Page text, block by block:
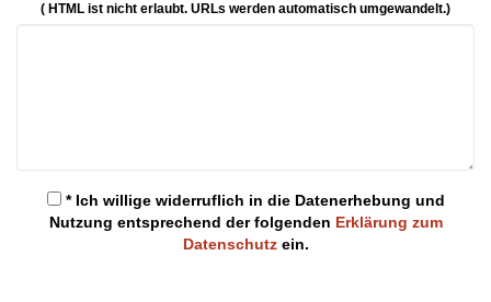
( HTML ist nicht erlaubt. URLs werden automatisch umgewandelt.)
* Ich willige widerruflich in die Datenerhebung und
Nutzung entsprechend der folgenden Erklärung zum
Datenschutzein.